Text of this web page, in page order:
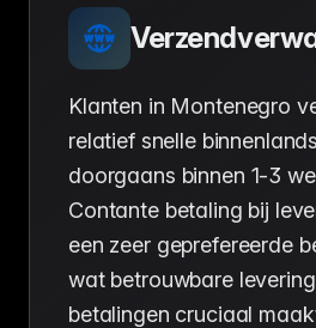
Klanten in Montenegro
relatief snelle
doorgaans binnen 1-3
Contante betaling bij
een zeer geprefereerde
wat betrouwbare
betalingen cruciaal